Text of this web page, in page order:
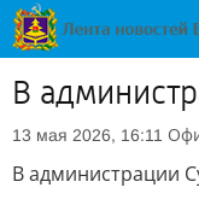
В
13 мая 2026, 16:11
В администрации